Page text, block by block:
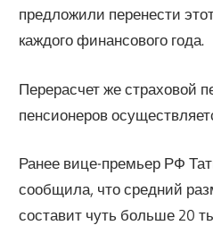
предложили перенести
каждого финансового года.
Перерасчет же страховой
пенсионеров
Ранее вице-премьер РФ
сообщила, что средний
составит чуть больше 20